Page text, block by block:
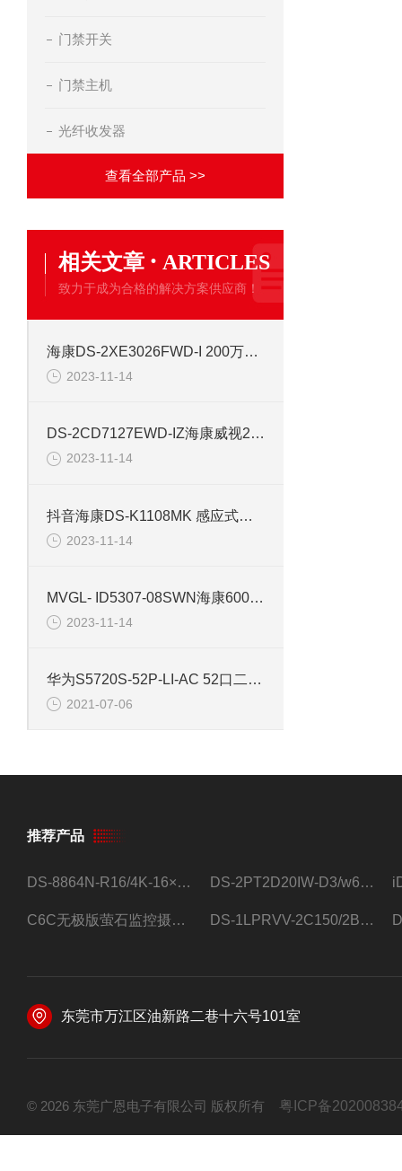
门禁开关
门禁主机
光纤收发器
查看全部产品 >>
相关文章 · ARTICLES
致力于成为合格的解决方案供应商！
海康DS-2XE3026FWD-I 200万防爆网络高清摄像机
2023-11-14
DS-2CD7127EWD-IZ海康威视200万AI智能摄像机
2023-11-14
抖音海康DS-K1108MK 感应式门禁读卡器 双通讯端口
2023-11-14
MVGL- ID5307-08SWN海康600万智能黑白读码器
2023-11-14
华为S5720S-52P-LI-AC 52口二层千兆以太网交换机
2021-07-06
推荐产品
DS-8864N-R16/4K-16×4T/希捷16盘位录像机 DS-2PT2D20IW-D3/w64路高清硬盘录像机
C6C无极版萤石监控摄像头 DS-1LPRVV-2C150/2B监控室外夜视高清电源线护套线200米/卷
东莞市万江区油新路二巷十六号101室
© 2026 东莞广恩电子有限公司 版权所有 粤ICP备